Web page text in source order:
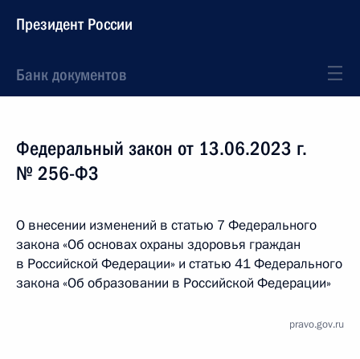
Президент России
Банк документов
Федеральный закон от 13.06.2023 г.
№ 256-ФЗ
О внесении изменений в статью 7 Федерального
закона «Об основах охраны здоровья граждан
в Российской Федерации» и статью 41 Федерального
закона «Об образовании в Российской Федерации»
pravo.gov.ru